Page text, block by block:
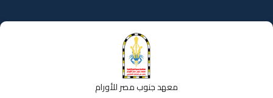
إلى
المحتوى
معهد جنوب مصر للأورام